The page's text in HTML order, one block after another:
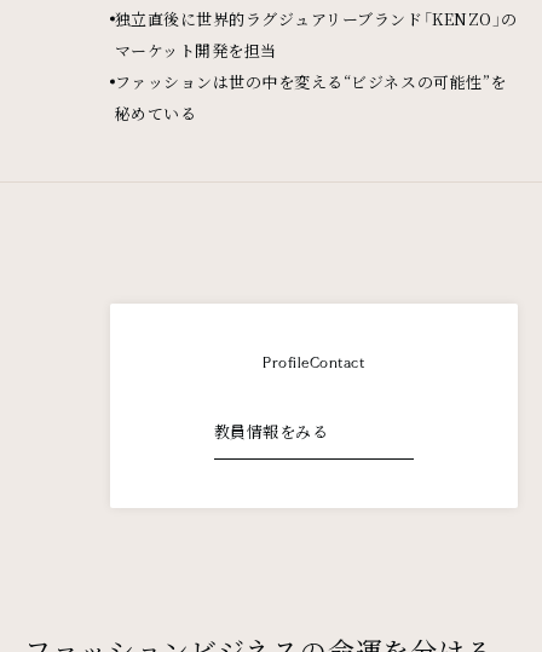
独立直後に世界的ラグジュアリーブランド「KENZO」の
マーケット開発を担当
ファッションは世の中を変える“ビジネスの可能性”を
秘めている
ProfileContact
教員情報をみる